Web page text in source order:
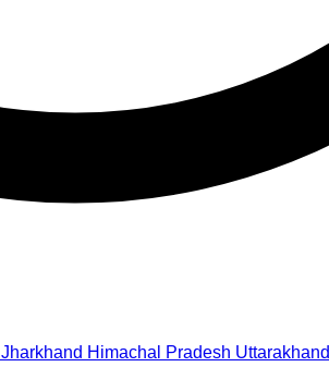
Jharkhand Himachal Pradesh Uttarakhand